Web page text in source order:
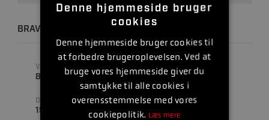
BRAVO THREE 22.5 LHF
VARENUMMER
8M8022400
STIGNING
22.5 " (TOMMER)
DIAMETER
15.8 " (TOMMER)
ANTAL BLADE
Denne hjemmeside bruger
cookies
Denne hjemmeside bruger cookies til
at forbedre brugeroplevelsen. Ved at
bruge vores hjemmeside giver du
samtykke til alle cookies i
overensstemmelse med vores
cookiepolitik. Læs mere